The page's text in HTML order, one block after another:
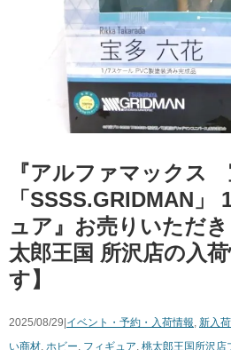
『アルファマックス
「SSSS.GRIDMAN」
ュア』お売りいただ
太郎王国 所沢店の入
す】
2025/08/29| イベント・予約・入荷情報, 新入
い商材, ホビー, フィギュア, 桃太郎王国所沢店